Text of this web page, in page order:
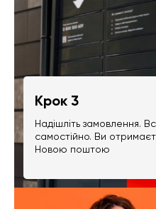
Крок 3
Надішліть замовлення.
самостійно. Ви
Новою поштою